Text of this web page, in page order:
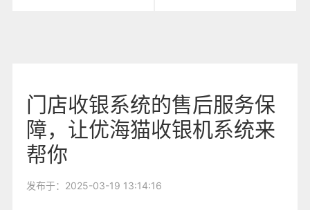
门店收银系统的售后服务保
障，让优海猫收银机系统来
帮你
发布于：2025-03-19 13:14:16